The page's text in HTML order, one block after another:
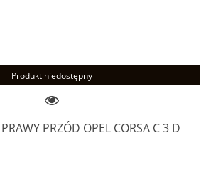
Produkt niedostępny
PRZÓD OPEL CORSA C 3 D